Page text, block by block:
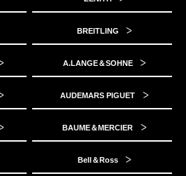
BREITLING
A.LANGE＆SOHNE
AUDEMARS PIGUET
BAUME＆MERCIER
Bell＆Ross